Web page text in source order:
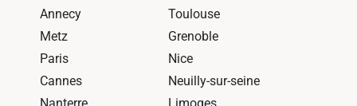
Annecy
Toulouse
Metz
Grenoble
Paris
Nice
Cannes
Neuilly-sur-seine